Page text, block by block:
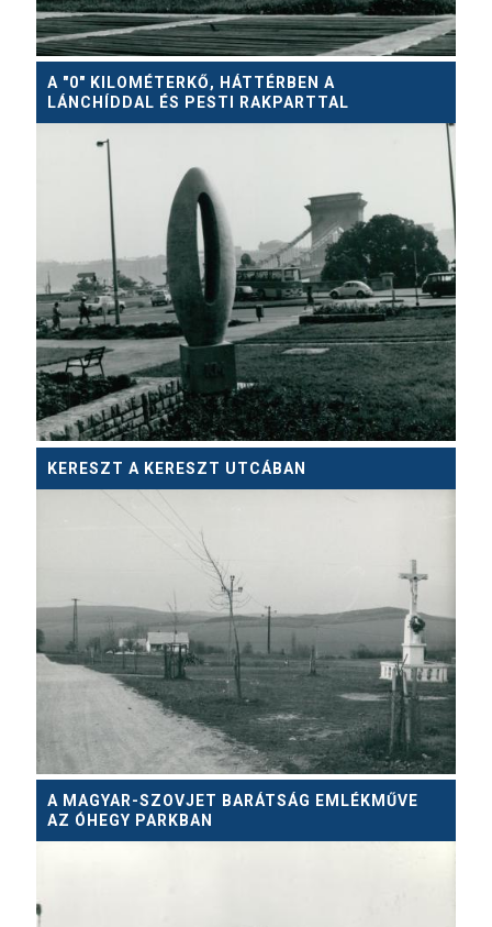
A "0" KILOMÉTERKŐ, HÁTTÉRBEN A
LÁNCHÍDDAL ÉS PESTI RAKPARTTAL
KERESZT A KERESZT UTCÁBAN
A MAGYAR-SZOVJET BARÁTSÁG EMLÉKMŰVE
AZ ÓHEGY PARKBAN